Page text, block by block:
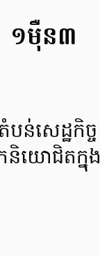
១ម៉ឺន​៣​
ន់​សេដ្ឋកិច្ច​
យោជិត​ក្នុង​